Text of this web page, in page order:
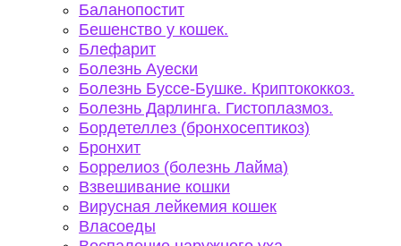
Баланопостит
Бешенство у кошек.
Блефарит
Болезнь Ауески
Болезнь Буссе-Бушке. Криптококкоз.
Болезнь Дарлинга. Гистоплазмоз.
Бордетеллез (бронхосептикоз)
Бронхит
Боррелиоз (болезнь Лайма)
Взвешивание кошки
Вирусная лейкемия кошек
Власоеды